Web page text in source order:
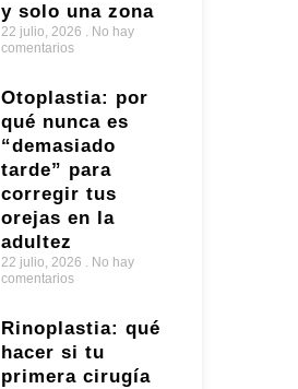
y solo una zona
22 julio, 2026
No hay
comentarios
Otoplastia: por
qué nunca es
“demasiado
tarde” para
corregir tus
orejas en la
adultez
22 julio, 2026
No hay
comentarios
Rinoplastia: qué
hacer si tu
primera cirugía